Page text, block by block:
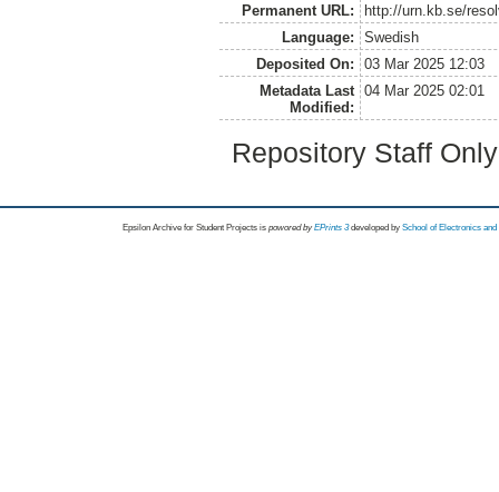
Permanent URL:
http://urn.kb.se/
Language:
Swedish
Deposited On:
03 Mar 2025 12:03
Metadata Last
Modified:
04 Mar 2025 02:01
Repository Staff
Epsilon Archive for Student Projects is powored byEPrints 3 developed by School of Electronics